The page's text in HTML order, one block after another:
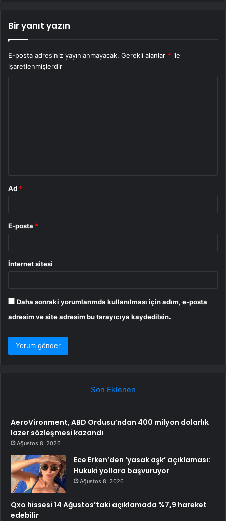
Bir yanıt yazın
E-posta adresiniz yayınlanmayacak. Gerekli alanlar * ile
işaretlenmişlerdir
Ad *
E-posta *
İnternet sitesi
Daha sonraki yorumlarımda kullanılması için adım, e-posta
adresim ve site adresim bu tarayıcıya kaydedilsin.
Son Eklenen
AeroVironment, ABD Ordusu’ndan 400 milyon dolarlık
lazer sözleşmesi kazandı
Ağustos 8, 2026
Ece Erken’den ‘yasak aşk’ açıklaması:
Hukuki yollara başvuruyor
Ağustos 8, 2026
Qxo hissesi 14 Ağustos’taki açıklamada %7,9 hareket
edebilir